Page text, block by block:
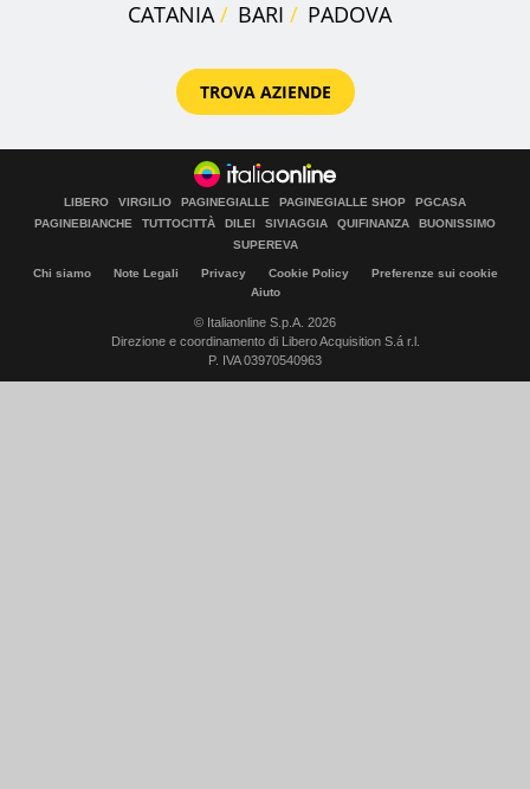
CATANIA
BARI PADOVA
TROVA AZIENDE
LIBERO VIRGILIO PAGINEGIALLE PAGINEGIALLE SHOP
PGCASA
PAGINEBIANCHE
TUTTOCITTÀ DILEI SIVIAGGIA QUIFINANZA
BUONISSIMO
SUPEREVA
Chi siamo Note Legali Privacy Cookie Policy
Preferenze sui cookie
Aiuto
© Italiaonline S.p.A. 2026
Direzione e coordinamento di Libero Acquisition S.á r.l.
P. IVA 03970540963